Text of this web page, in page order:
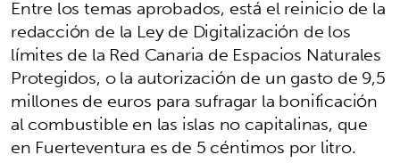
Entre los temas aprobados, está el reinicio de la
redacción de la Ley de Digitalización de los
límites de la Red Canaria de Espacios Naturales
Protegidos, o la ​autorización de un gasto de 9,5
millones de euros para sufragar la bonificación
al combustible en las islas no capitalinas, que
en Fuerteventura es de 5 céntimos por litro.